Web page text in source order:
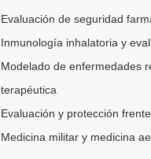
Evaluación de seguridad
Inmunología inhalatoria y
Modelado de enfermedades
terapéutica
Evaluación y protección
Medicina militar y medicina